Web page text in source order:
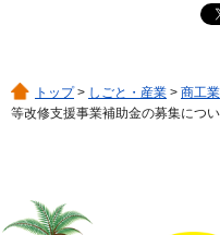
トップ> しごと・産業 > 商工業
等改修支援事業補助金の募集につい